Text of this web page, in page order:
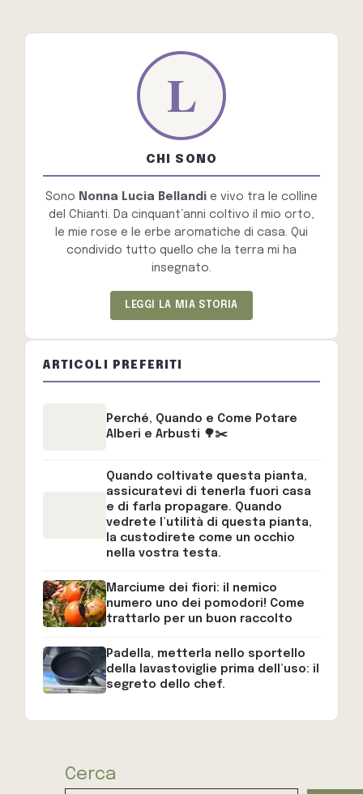
CHI SONO
Sono Nonna Lucia Bellandi e vivo tra le colline
del Chianti. Da cinquant’anni coltivo il mio orto,
le mie rose e le erbe aromatiche di casa. Qui
condivido tutto quello che la terra mi ha
insegnato.
LEGGI LA MIA STORIA
ARTICOLI PREFERITI
Perché, Quando e Come Potare
Alberi e Arbusti 🌳✂️
Quando coltivate questa pianta,
assicuratevi di tenerla fuori casa
e di farla propagare. Quando
vedrete l’utilità di questa pianta,
la custodirete come un occhio
nella vostra testa.
Marciume dei fiori: il nemico
numero uno dei pomodori! Come
trattarlo per un buon raccolto
Padella, metterla nello sportello
della lavastoviglie prima dell’uso: il
segreto dello chef.
Cerca